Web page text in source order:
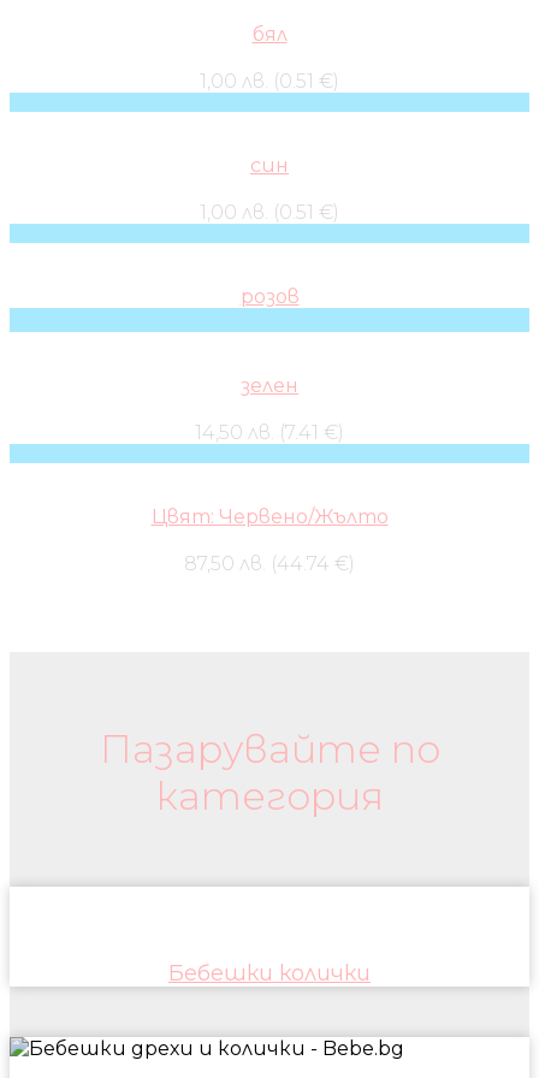
бял
1,00 лв. (0.51 €)
син
1,00 лв. (0.51 €)
розов
зелен
14,50 лв. (7.41 €)
Цвят: Червено/Жълто
87,50 лв. (44.74 €)
Пазарувайте по
категория
Бебешки колички